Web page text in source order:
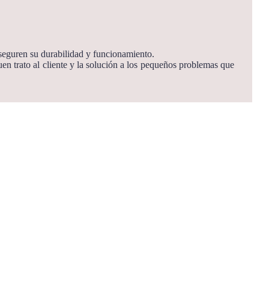
su durabilidad y funcionamiento.
trato al cliente y la solución a los pequeños problemas que